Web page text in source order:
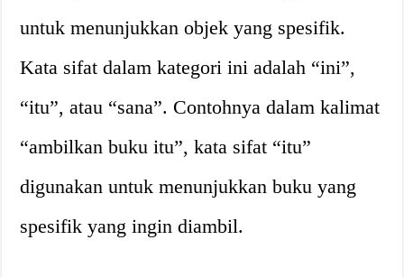
untuk menunjukkan objek yang spesifik.
Kata sifat dalam kategori ini adalah “ini”,
“itu”, atau “sana”. Contohnya dalam kalimat
“ambilkan buku itu”, kata sifat “itu”
digunakan untuk menunjukkan buku yang
spesifik yang ingin diambil.